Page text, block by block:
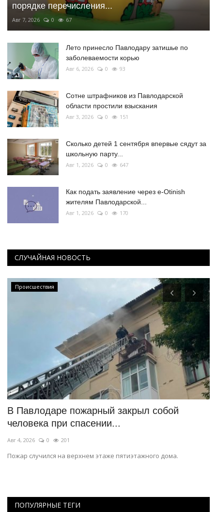
порядке перечисления...
Авг 7, 2026 0 67
Лето принесло Павлодару затишье по
заболеваемости корью
Авг 6, 2026 0 93
Сотне штрафников из Павлодарской
области простили взыскания
Авг 3, 2026 0 151
Сколько детей 1 сентября впервые сядут за
школьную парту...
Авг 1, 2026 0 647
Как подать заявление через e-Otinish
жителям Павлодарской...
Авг 1, 2026 0 170
СЛУЧАЙНАЯ НОВОСТЬ
Происшествия
В Павлодаре пожарный закрыл собой
человека при спасении...
Авг 4, 2026 0 201
Пожар случился на верхнем этаже пятиэтажного дома.
ПОПУЛЯРНЫЕ ТЕГИ